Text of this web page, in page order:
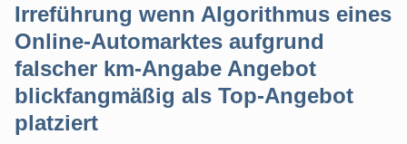
Irreführung wenn Algorithmus eines
Online-Automarktes aufgrund
falscher km-Angabe Angebot
blickfangmäßig als Top-Angebot
platziert